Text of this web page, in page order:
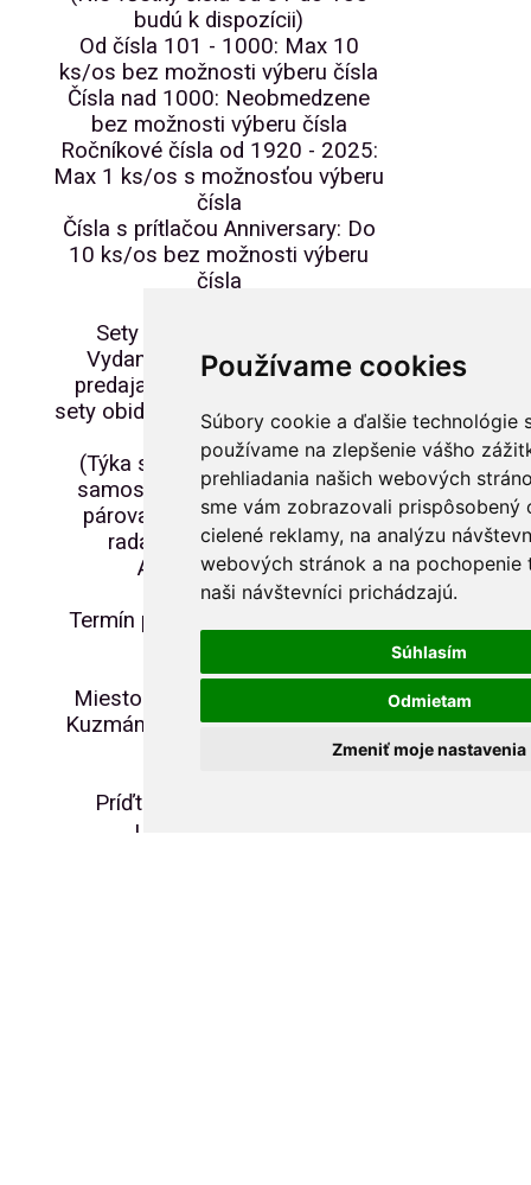
Používame cookies
Súbory cookie a ďalšie technológie
používame na zlepšenie vášho
prehliadania našich webových
sme vám zobrazovali prispôsobený
cielené reklamy, na analýzu
webových stránok a na pochopenie
naši návštevníci prichádzajú.
Súhlasím
Odmietam
Zmeniť moje nastavenia
budú k dispozícii)
Od čísla 101 - 1000: Max 10
ks/os bez možnosti výberu čísla
Čísla nad 1000: Neobmedzene
bez možnosti výberu čísla
Ročníkové čísla od 1920 - 2025:
Max 1 ks/os s možnosťou výberu
čísla
Čísla s prítlačou Anniversary: Do
10 ks/os bez možnosti výberu
čísla
Sety s rovnakými číslami:
Vydania sa budú v prvý deň
predaja prioritne predávať ako
sety obidvoch vydaní s rovnakými
číslami.
(Týka sa každej číselnej rady
samostatne. Čísla sa nebudú
párovať naprieč jednotlivými
radami – napr. bežné s
Anniversary atď.)
Termín predaja: 27.02.2025 od
Miesto predaja: Nunofia s.r.o.,
Kuzmányho 5, Banská Bystrica,
Príďte si zabezpečiť nové
unikátne vydania!